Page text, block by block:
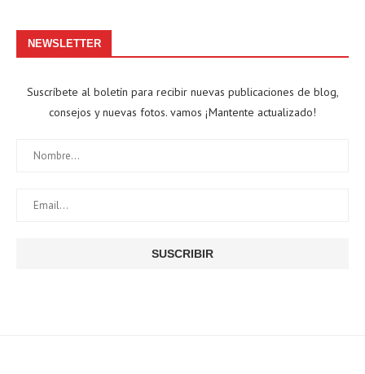
NEWSLETTER
Suscríbete al boletín para recibir nuevas publicaciones de blog,
consejos y nuevas fotos. vamos ¡Mantente actualizado!